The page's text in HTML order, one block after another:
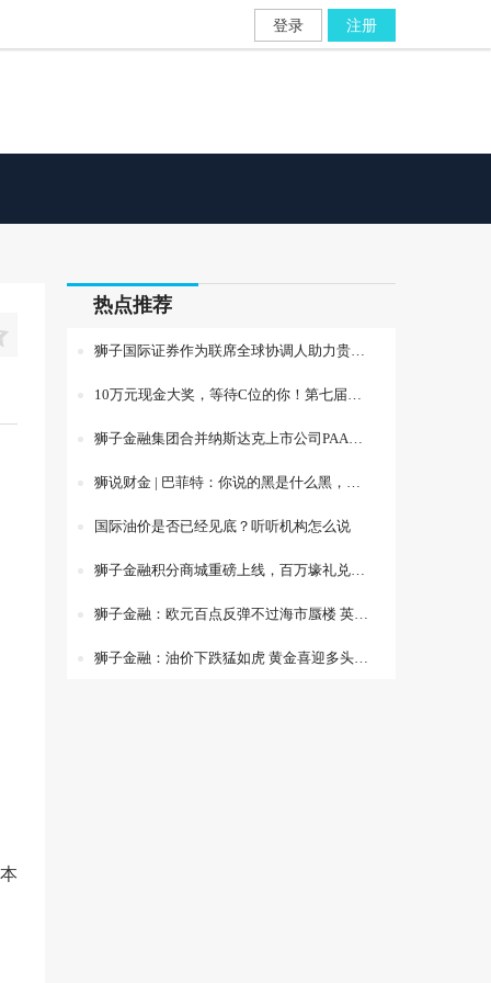
登录 注册
热点推荐
狮子国际证券作为联席全球协调人助力贵州双龙航空港债券发行
10万元现金大奖，等待C位的你！第七届全球衍生品实盘交易大赛火热报名中
狮子金融集团合并纳斯达克上市公司PAAC，预计近期挂牌交易！
狮说财金 | 巴菲特：你说的黑是什么黑，我抄的底不是底？
国际油价是否已经见底？听听机构怎么说
狮子金融积分商城重磅上线，百万壕礼兑不停！
狮子金融：欧元百点反弹不过海市蜃楼 英镑多头反弹为时已晚
狮子金融：油价下跌猛如虎 黄金喜迎多头重生